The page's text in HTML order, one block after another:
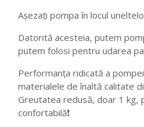
Așezați pompa în locul
Datorită acesteia, putem
putem folosi pentru udarea
Performanța ridicată a
materialele de înaltă calitate
Greutatea redusă, doar 1 kg,
confortabilă❗